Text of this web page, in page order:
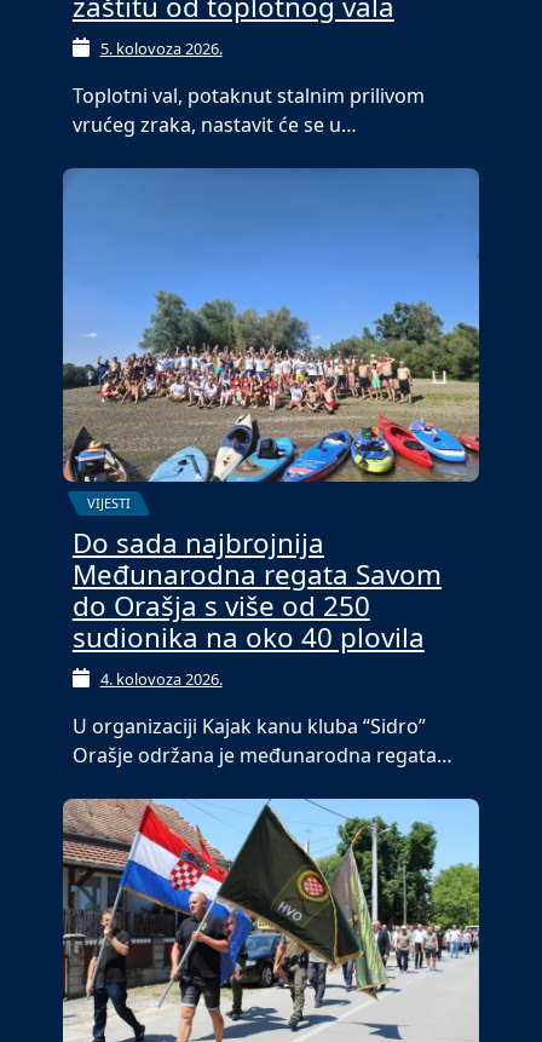
5. kolovoza 2026.
Toplotni val, potaknut stalnim prilivom
vrućeg zraka, nastavit će se u…
VIJESTI
Do sada najbrojnija
Međunarodna regata Savom
do Orašja s više od 250
sudionika na oko 40 plovila
4. kolovoza 2026.
U organizaciji Kajak kanu kluba “Sidro”
Orašje održana je međunarodna regata…